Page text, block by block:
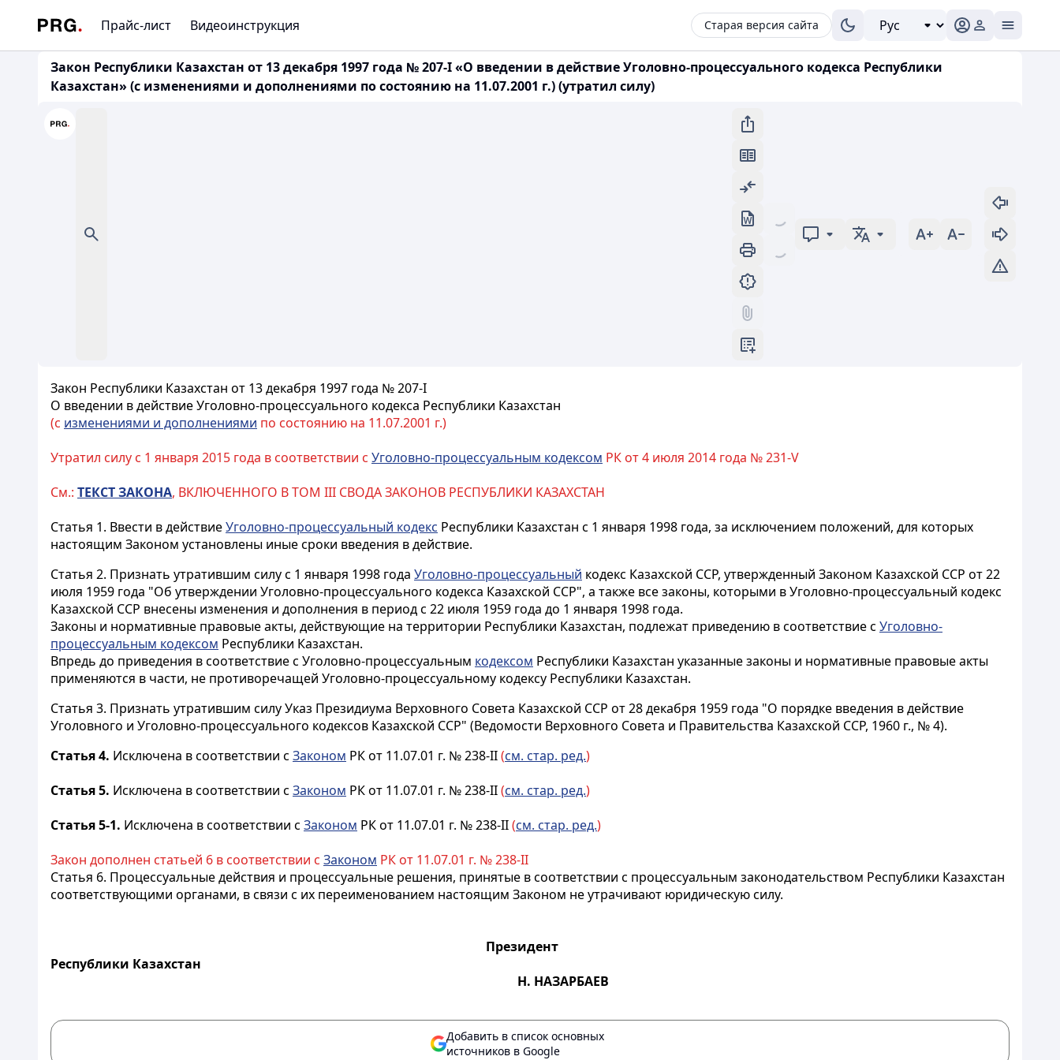
Прайс-лист Видеоинструкция Старая версия сайта
Закон Республики Казахстан от 13 декабря 1997 года № 207-I «О введении в действие Уголовно-процессуального кодекса Республики
Казахстан» (с изменениями и дополнениями по состоянию на 11.07.2001 г.) (утратил силу)
Закон Республики Казахстан от 13 декабря 1997 года № 207-I
О введении в действие Уголовно-процессуального кодекса Республики Казахстан
(с изменениями и дополнениями по состоянию на 11.07.2001 г.)
Утратил силу с 1 января 2015 года в соответствии с Уголовно-процессуальным кодексом РК от 4 июля 2014 года № 231-V
См.: ТЕКСТ ЗАКОНА, ВКЛЮЧЕННОГО В ТОМ III СВОДА ЗАКОНОВ РЕСПУБЛИКИ КАЗАХСТАН
Статья 1. Ввести в действиеУголовно-процессуальный кодекс Республики Казахстан с 1 января 1998 года, за исключением положений, для которых
настоящим Законом установлены иные сроки введения в действие.
Статья 2. Признать утратившим силу с 1 января 1998 года Уголовно-процессуальный кодекс Казахской ССР, утвержденный Законом Казахской ССР от 22
июля 1959 года "Об утверждении Уголовно-процессуального кодекса Казахской ССР", а также все законы, которыми в Уголовно-процессуальный кодекс
Казахской ССР внесены изменения и дополнения в период с 22 июля 1959 года до 1 января 1998 года.
Законы и нормативные правовые акты, действующие на территории Республики Казахстан, подлежат приведению в соответствие с Уголовно-
процессуальным кодексом Республики Казахстан.
Впредь до приведения в соответствие с Уголовно-процессуальным кодексом Республики Казахстан указанные законы и нормативные правовые акты
применяются в части, не противоречащей Уголовно-процессуальному кодексу Республики Казахстан.
Статья 3. Признать утратившим силу Указ Президиума Верховного Совета Казахской ССР от 28 декабря 1959 года "О порядке введения в действие
Уголовного и Уголовно-процессуального кодексов Казахской ССР" (Ведомости Верховного Совета и Правительства Казахской ССР, 1960 г., № 4).
Статья 4. Исключена в соответствии с Законом РК от 11.07.01 г. № 238-II(см. стар. ред.)
Статья 5. Исключена в соответствии с Законом РК от 11.07.01 г. № 238-II(см. стар. ред.)
Статья 5-1. Исключена в соответствии с Законом РК от 11.07.01 г. № 238-II(см. стар. ред.)
Закон дополнен статьей 6 в соответствии с Законом РК от 11.07.01 г. № 238-II
Статья 6. Процессуальные действия и процессуальные решения, принятые в соответствии с процессуальным законодательством Республики Казахстан
соответствующими органами, в связи с их переименованием настоящим Законом не утрачивают юридическую силу.
Президент
Республики Казахстан
Н. НАЗАРБАЕВ
Добавить в список основных
источников в Google